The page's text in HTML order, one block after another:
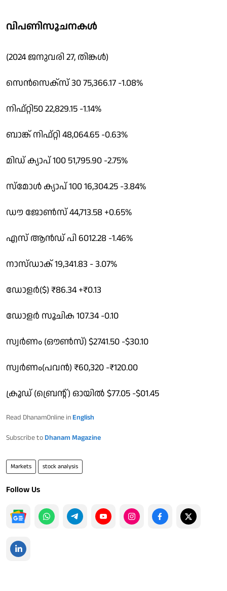
വിപണിസൂചനകൾ
(2024 ജനുവരി 27, തിങ്കൾ)
സെൻസെക്സ് 30 75,366.17 -1.08%
നിഫ്റ്റി50 22,829.15 -1.14%
ബാങ്ക് നിഫ്റ്റി 48,064.65 -0.63%
മിഡ് ക്യാപ് 100 51,795.90 -2.75%
സ്മോൾ ക്യാപ് 100 16,304.25 -3.84%
ഡൗ ജോൺസ് 44,713.58 +0.65%
എസ് ആൻഡ് പി 6012.28 -1.46%
നാസ്ഡാക് 19,341.83 - 3.07%
ഡോളർ($) ₹86.34 +₹0.13
ഡോളർ സൂചിക 107.34 -0.10
സ്വർണം (ഔൺസ്) $2741.50 -$30.10
സ്വർണം(പവൻ) ₹60,320 -₹120.00
ക്രൂഡ് (ബ്രെൻ്റ്) ഓയിൽ $77.05 -$01.45
Read DhanamOnline in English
Subscribe to Dhanam Magazine
Markets stock analysis
Follow Us